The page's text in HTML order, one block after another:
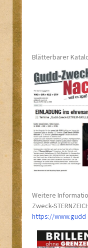
Blätterbarer
Weitere
Zweck-
https://